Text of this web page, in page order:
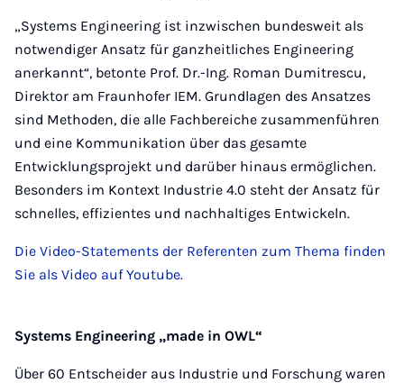
„Systems Engineering ist inzwischen bundesweit als
notwendiger Ansatz für ganzheitliches Engineering
anerkannt“, betonte Prof. Dr.-Ing. Roman Dumitrescu,
Direktor am Fraunhofer IEM. Grundlagen des Ansatzes
sind Methoden, die alle Fachbereiche zusammenführen
und eine Kommunikation über das gesamte
Entwicklungsprojekt und darüber hinaus ermöglichen.
Besonders im Kontext Industrie 4.0 steht der Ansatz für
schnelles, effizientes und nachhaltiges Entwickeln.
Die Video-Statements der Referenten zum Thema finden
Sie als Video auf Youtube.
Systems Engineering „made in OWL“
Über 60 Entscheider aus Industrie und Forschung waren